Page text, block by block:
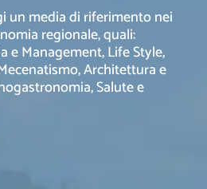
un media di riferimento nei
regionale, quali:
e Management, Life Style,
Architettura e
Salute e